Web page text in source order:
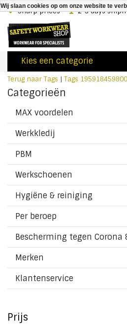
Sharp prices 2-3 days
Kies een categorie
Terug naar Tags | Tags
Categorieën
MAX voordelen
Werkkledij
PBM
Werkschoenen
Hygiëne & reiniging
Per beroep
Merken
Klantenservice
Prijs
Wij slaan cookies op om onze website te